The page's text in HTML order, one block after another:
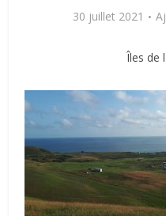
30 juillet 2021
Îles de